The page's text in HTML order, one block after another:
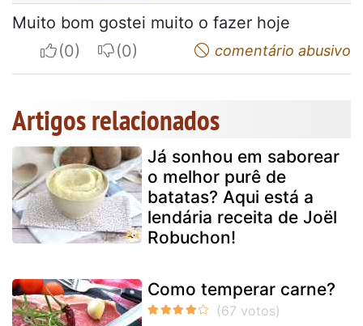
Muito bom gostei muito o fazer hoje
I apreciateI do not appreciatecomentário abusivo
Artigos relacionados
Já sonhou em saborear
o melhor purê de
batatas? Aqui está a
lendária receita de Joël
Robuchon!
Como temperar carne?